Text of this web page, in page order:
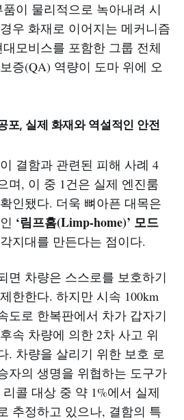
이 물리적으로 녹아내려 시
우 화재로 이어지는 메커니즘
모비스를 포함한 그룹 전체
증(QA) 역량이 도마 위에 오
포, 실제 화재와 역설적인 안전
결함과 관련된 피해 사례 4
며, 이 중 1건은 실제 엔진룸
인됐다. 더욱 뼈아픈 대목은
‘림프홈(Limp-home)’ 모드
지대를 만든다는 점이다.
면 차량은 스스로를 보호하기
한한다. 하지만 시속 100km
도로 한복판에서 차가 갑자기
속 차량에 의한 2차 사고 위
. 차량을 살리기 위한 보호 로
자의 생명을 위협하는 도구가
콜 대상 중 약 1%에서 실제
추정하고 있으나, 결함의 특